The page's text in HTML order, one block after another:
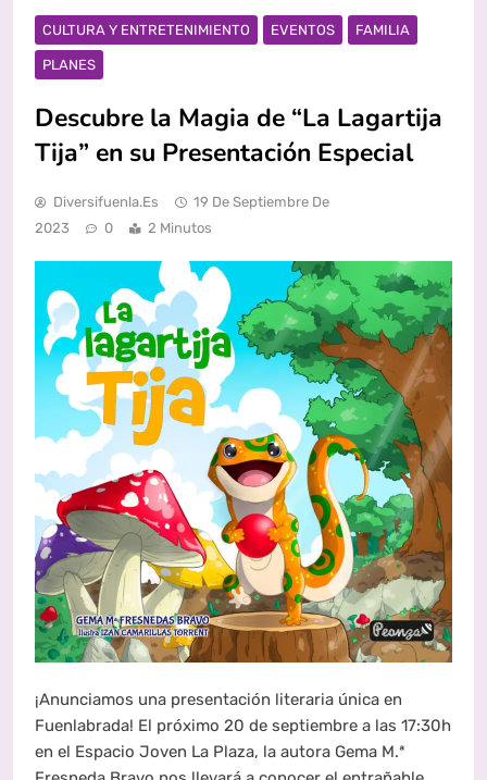
CULTURA Y ENTRETENIMIENTO EVENTOS FAMILIA
PLANES
Descubre la Magia de “La Lagartija
Tija” en su Presentación Especial
Diversifuenla.es
19 De Septiembre De
2023
0 2 Minutos
¡Anunciamos una presentación literaria única en
Fuenlabrada! El próximo 20 de septiembre a las 17:30h
en el Espacio Joven La Plaza, la autora Gema M.ª